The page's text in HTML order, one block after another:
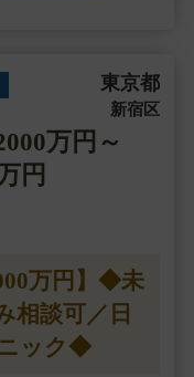
東京都
新宿区
万円～
円
万円】◆未
相談可／日
ック◆